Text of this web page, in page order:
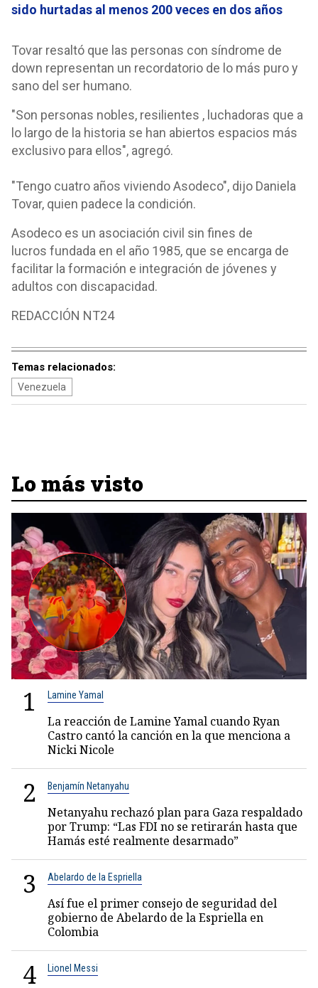
sido hurtadas al menos 200 veces en dos años
Tovar resaltó que las personas con síndrome de
down representan un recordatorio de lo más puro y
sano del ser humano.
"Son personas nobles, resilientes , luchadoras que a
lo largo de la historia se han abiertos espacios más
exclusivo para ellos", agregó.
"Tengo cuatro años viviendo Asodeco", dijo Daniela
Tovar, quien padece la condición.
Asodeco es un asociación civil sin fines de
lucros fundada en el año 1985, que se encarga de
facilitar la formación e integración de jóvenes y
adultos con discapacidad.
REDACCIÓN NT24
Temas relacionados:
Venezuela
Lo más visto
1 Lamine Yamal
La reacción de Lamine Yamal cuando Ryan
Castro cantó la canción en la que menciona a
Nicki Nicole
2 Benjamín Netanyahu
Netanyahu rechazó plan para Gaza respaldado
por Trump: “Las FDI no se retirarán hasta que
Hamás esté realmente desarmado”
3 Abelardo de la Espriella
Así fue el primer consejo de seguridad del
gobierno de Abelardo de la Espriella en
Colombia
4 Lionel Messi